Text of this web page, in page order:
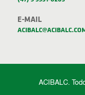
E-MAIL
ACIBALC.